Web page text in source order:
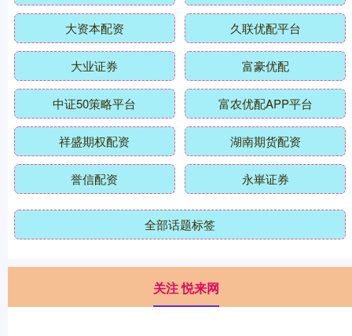
大资本配资 久联优配平台
大业证券 富豪优配
中证50策略平台 富农优配APP平台
祥盛期权配资 湖南期货配资
誉信配资 永崋证券
全部话题标签
关注 悦来网